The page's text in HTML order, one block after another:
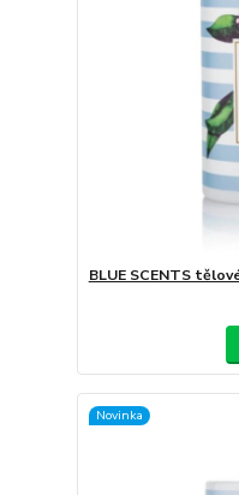
BLUE SCENTS
Novinka